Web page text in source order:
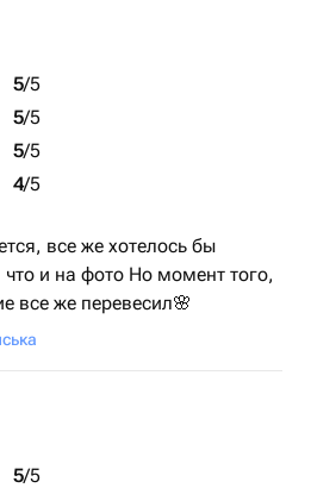
5/5
5/5
5/5
4/5
все же хотелось бы
и на фото Но момент того,
все же перевесил🌸
5/5